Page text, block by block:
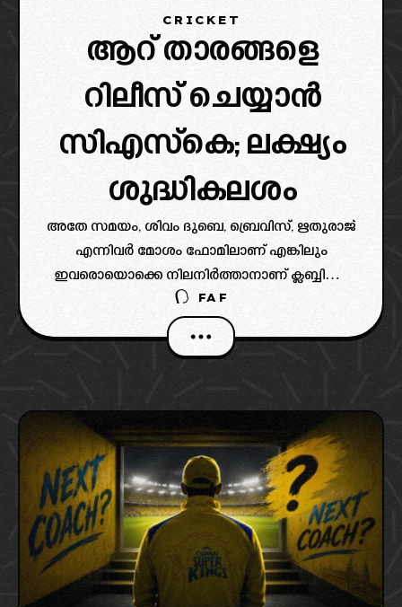
CRICKET
ആറ് താരങ്ങളെ
റിലീസ് ചെയ്യാൻ
സിഎസ്കെ; ലക്ഷ്യം
ശുദ്ധികലശം
അതേ സമയം, ശിവം ദുബെ, ബ്രെവിസ്, ഋതുരാജ്
എന്നിവർ മോശം ഫോമിലാണ് എങ്കിലും
ഇവരൊയൊക്കെ നിലനിർത്താനാണ് ക്ലബ്ബിന്റെ
തീരുമാനം.
FAF